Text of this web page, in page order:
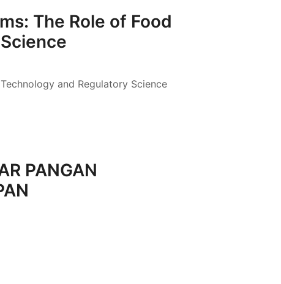
The Role of Food
and Regulatory Science
PANGAN